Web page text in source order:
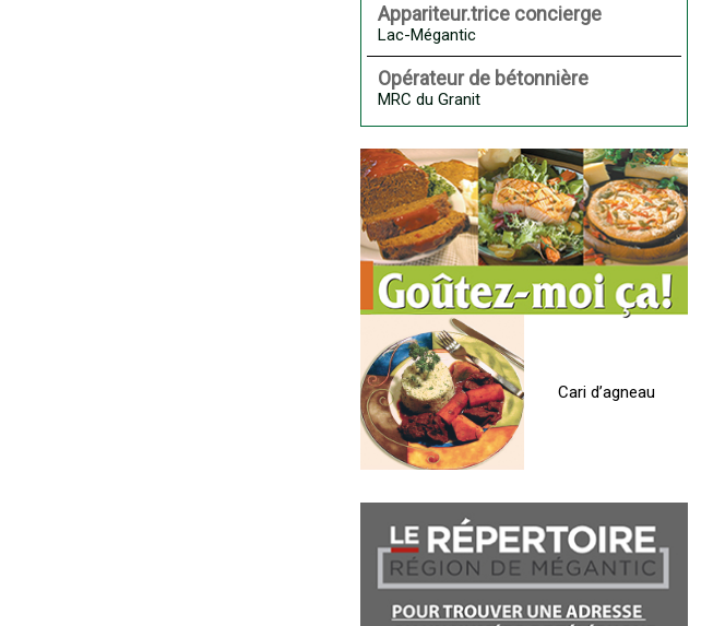
Appariteur.trice concierge
Lac-Mégantic
Opérateur de bétonnière
MRC du Granit
Cari d’agneau